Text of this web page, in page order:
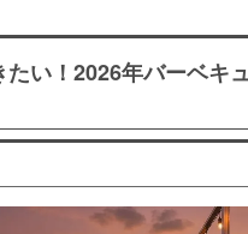
たい！2026年バーベキ